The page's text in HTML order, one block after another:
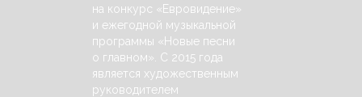
на конкурс «Евровидение»
и ежегодной музыкальной
программы «Новые песни
о главном». С 2015 года
является художественным
руководителем